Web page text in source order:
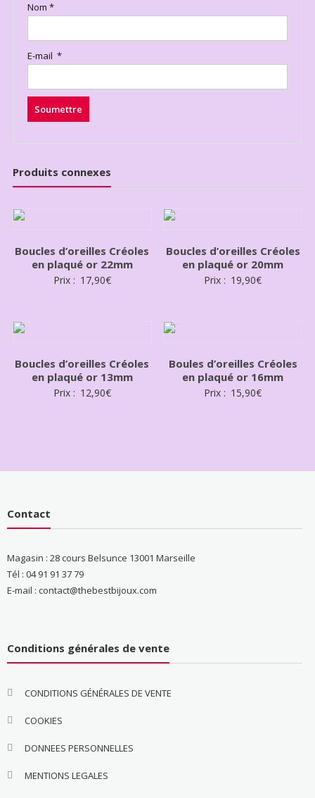
Nom *
E-mail *
Produits connexes
Boucles d’oreilles Créoles
en plaqué or 22mm
Prix : 17,90€
Boucles d’oreilles Créoles
en plaqué or 20mm
Prix : 19,90€
Boucles d’oreilles Créoles
en plaqué or 13mm
Prix : 12,90€
Boules d’oreilles Créoles
en plaqué or 16mm
Prix : 15,90€
Contact
Magasin : 28 cours Belsunce 13001 Marseille
Tél : 04 91 91 37 79
E-mail : contact@thebestbijoux.com
Conditions générales de vente
CONDITIONS GÉNÉRALES DE VENTE
COOKIES
DONNEES PERSONNELLES
MENTIONS LEGALES